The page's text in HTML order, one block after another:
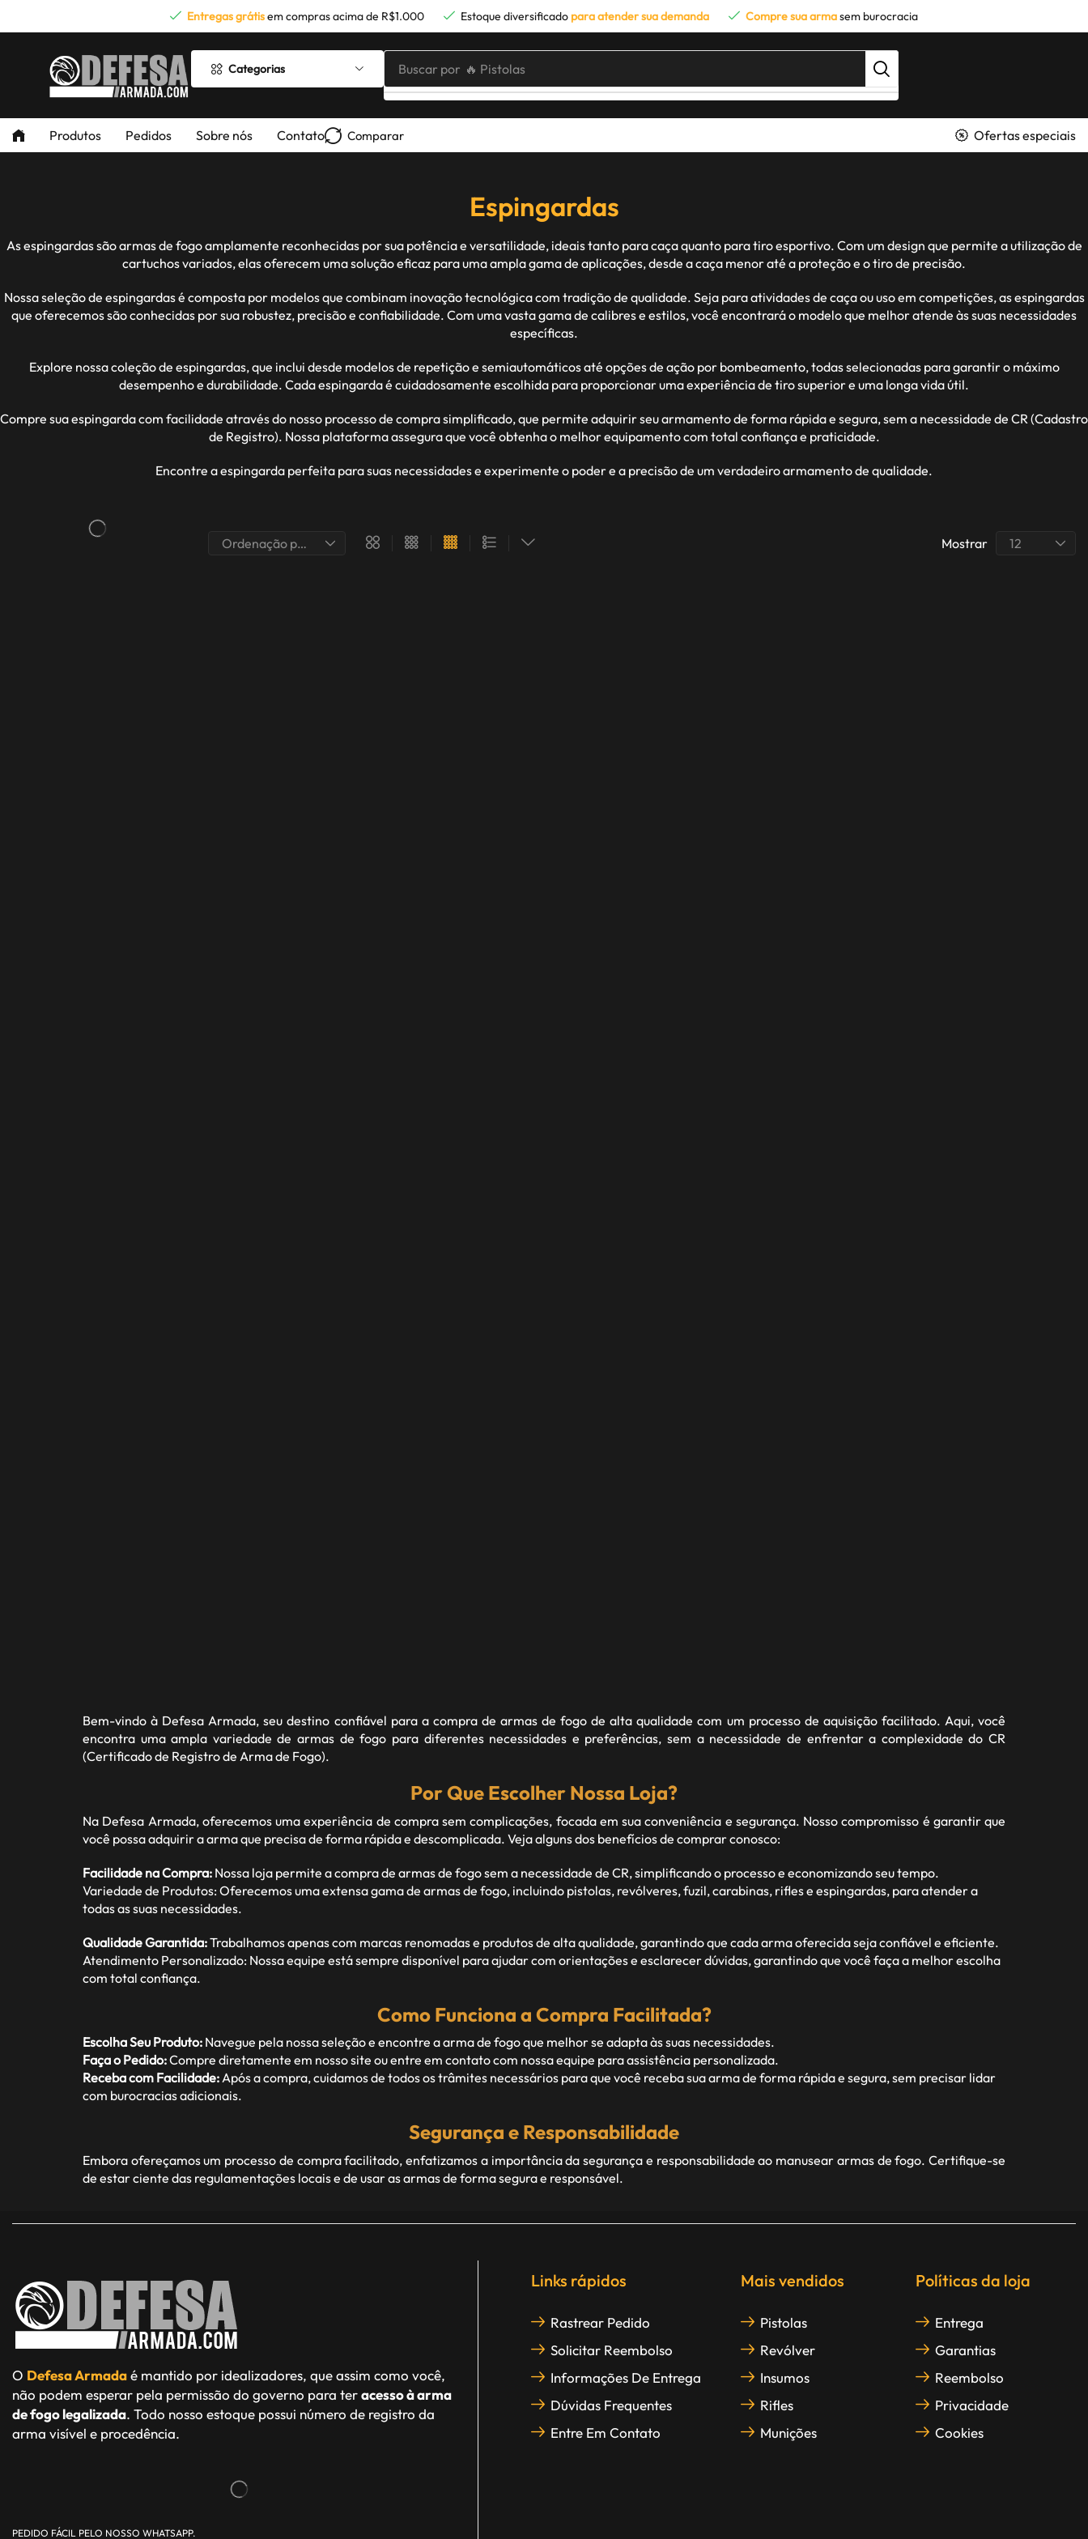
Entregas grátisem compras acima de R$1.000 Estoque diversificado para atender sua demanda Compre sua armasem burocracia
Categorias Buscar por 🔥 Pistolas
Produtos Pedidos Sobre nós Contato Comparar Ofertas especiais
Espingardas
As espingardas são armas de fogo amplamente reconhecidas por sua potência e versatilidade, ideais tanto para caça quanto para tiro esportivo. Com um design que permite a utilização de
cartuchos variados, elas oferecem uma solução eficaz para uma ampla gama de aplicações, desde a caça menor até a proteção e o tiro de precisão.
Nossa seleção de espingardas é composta por modelos que combinam inovação tecnológica com tradição de qualidade. Seja para atividades de caça ou uso em competições, as espingardas
que oferecemos são conhecidas por sua robustez, precisão e confiabilidade. Com uma vasta gama de calibres e estilos, você encontrará o modelo que melhor atende às suas necessidades
específicas.
Explore nossa coleção de espingardas, que inclui desde modelos de repetição e semiautomáticos até opções de ação por bombeamento, todas selecionadas para garantir o máximo
desempenho e durabilidade. Cada espingarda é cuidadosamente escolhida para proporcionar uma experiência de tiro superior e uma longa vida útil.
Compre sua espingarda com facilidade através do nosso processo de compra simplificado, que permite adquirir seu armamento de forma rápida e segura, sem a necessidade de CR (Cadastro
de Registro). Nossa plataforma assegura que você obtenha o melhor equipamento com total confiança e praticidade.
Encontre a espingarda perfeita para suas necessidades e experimente o poder e a precisão de um verdadeiro armamento de qualidade.
Mostrar
Bem-vindo à Defesa Armada, seu destino confiável para a compra de armas de fogo de alta qualidade com um processo de aquisição facilitado. Aqui, você
encontra uma ampla variedade de armas de fogo para diferentes necessidades e preferências, sem a necessidade de enfrentar a complexidade do CR
(Certificado de Registro de Arma de Fogo).
Por Que Escolher Nossa Loja?
Na Defesa Armada, oferecemos uma experiência de compra sem complicações, focada em sua conveniência e segurança. Nosso compromisso é garantir que
você possa adquirir a arma que precisa de forma rápida e descomplicada. Veja alguns dos benefícios de comprar conosco:
Facilidade na Compra: Nossa loja permite a compra de armas de fogo sem a necessidade de CR, simplificando o processo e economizando seu tempo.
Variedade de Produtos: Oferecemos uma extensa gama de armas de fogo, incluindo pistolas, revólveres, fuzil, carabinas, rifles e espingardas, para atender a
todas as suas necessidades.
Qualidade Garantida:Trabalhamos apenas com marcas renomadas e produtos de alta qualidade, garantindo que cada arma oferecida seja confiável e eficiente.
Atendimento Personalizado: Nossa equipe está sempre disponível para ajudar com orientações e esclarecer dúvidas, garantindo que você faça a melhor escolha
com total confiança.
Como Funciona a Compra Facilitada?
Escolha Seu Produto: Navegue pela nossa seleção e encontre a arma de fogo que melhor se adapta às suas necessidades.
Faça o Pedido:Compre diretamente em nosso site ou entre em contato com nossa equipe para assistência personalizada.
Receba com Facilidade:Após a compra, cuidamos de todos os trâmites necessários para que você receba sua arma de forma rápida e segura, sem precisar lidar
com burocracias adicionais.
Segurança e Responsabilidade
Embora ofereçamos um processo de compra facilitado, enfatizamos a importância da segurança e responsabilidade ao manusear armas de fogo. Certifique-se
de estar ciente das regulamentações locais e de usar as armas de forma segura e responsável.
O Defesa Armadaé mantido por idealizadores, que assim como você,
não podem esperar pela permissão do governo para teracesso à arma
de fogo legalizada. Todo nosso estoque possui número de registro da
arma visível e procedência.
PEDIDO FÁCIL PELO NOSSO WHATSAPP.
Links rápidos
Rastrear Pedido
Solicitar Reembolso
Informações De Entrega
Dúvidas Frequentes
Entre Em Contato
Mais vendidos
Pistolas
Revólver
Insumos
Rifles
Munições
Políticas da loja
Entrega
Garantias
Reembolso
Privacidade
Cookies